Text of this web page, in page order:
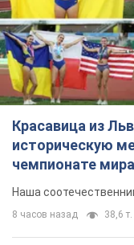
Красавица из
историческую
чемпионате
Видео
Наша
8 часов назад 38,6 т.